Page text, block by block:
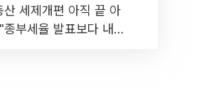
산 세제개편 아직 끝 아
종부세율 발표보다 내릴